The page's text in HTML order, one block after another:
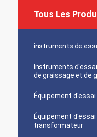
Tous Les
instruments de
Instruments
de graissage et de
Équipement d'essai
Équipement d'essai
transformateur